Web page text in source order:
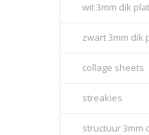
wit 3mm dik
zwart 3mm dik
collage sheets
streakies
structuur 3mm